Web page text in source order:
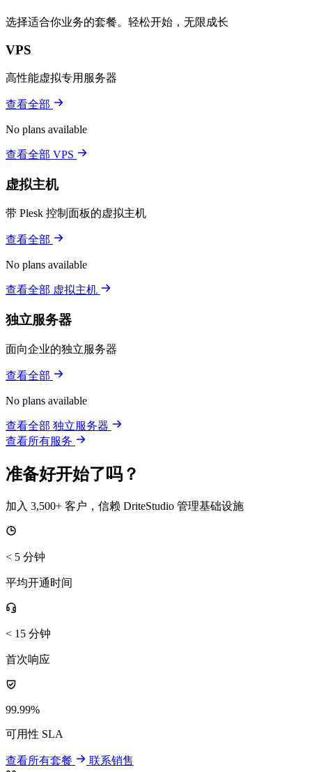
选择适合你业务的套餐。轻松开始，无限成长
VPS
高性能虚拟专用服务器
查看全部
No plans available
查看全部 VPS
虚拟主机
带 Plesk 控制面板的虚拟主机
查看全部
No plans available
查看全部 虚拟主机
独立服务器
面向企业的独立服务器
查看全部
No plans available
查看全部 独立服务器
查看所有服务
准备好开始了吗？
加入 3,500+ 客户，信赖 DriteStudio 管理基础设施
< 5 分钟
平均开通时间
< 15 分钟
首次响应
99.99%
可用性 SLA
查看所有套餐 联系销售